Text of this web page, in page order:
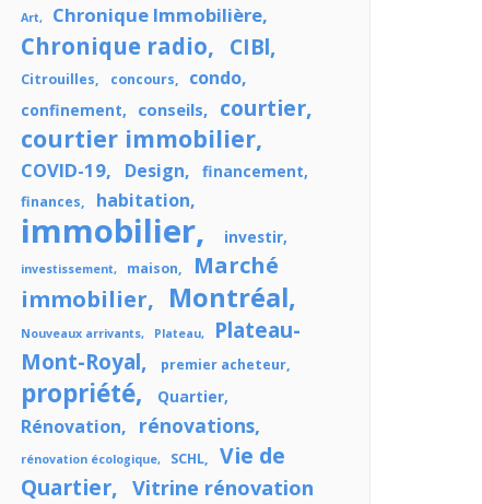
Art
Chronique Immobilière
Chronique radio CIBl
Citrouilles concours condo
confinement conseils courtier
courtier immobilier
COVID-19 Design financement
finances habitation
immobilier investir
investissement maison
Marché
immobilier
Montréal
Nouveaux arrivants Plateau
Plateau-
Mont-Royal
premier acheteur
propriété Quartier
Rénovation rénovations
rénovation écologique SCHL
Vie de
Quartier
Vitrine rénovation